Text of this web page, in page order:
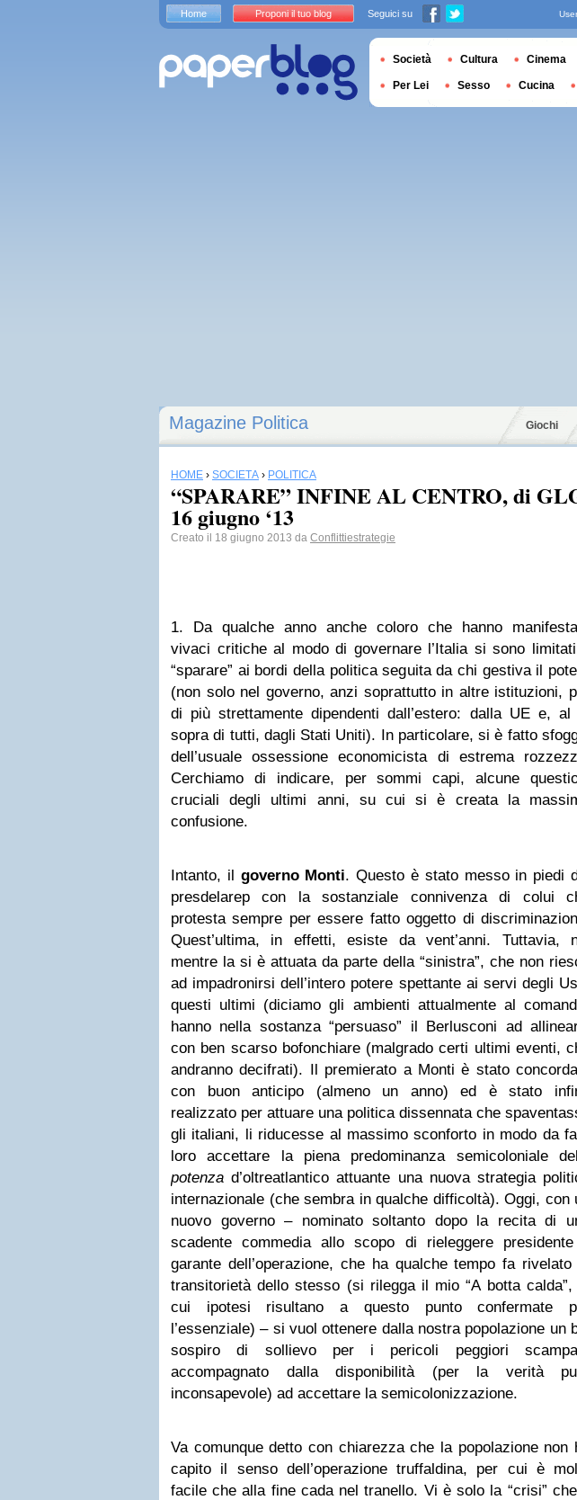
Magazine Politica Giochi
HOME › SOCIETÀ › POLITICA
“SPARARE” INFINE AL CENTRO, di
16 giugno ‘13
Creato il 18 giugno 2013 da Conflittiestrategie
1. Da qualche anno anche coloro che hanno
vivaci critiche al modo di governare l’Italia si sono
“sparare” ai bordi della politica seguita da chi gestiva il
(non solo nel governo, anzi soprattutto in altre istituzioni,
di più strettamente dipendenti dall’estero: dalla UE e, al
sopra di tutti, dagli Stati Uniti). In particolare, si è fatto
dell’usuale ossessione economicista di estrema
Cerchiamo di indicare, per sommi capi, alcune
cruciali degli ultimi anni, su cui si è creata la
confusione.
Intanto, il governo Monti. Questo è stato messo in piedi
presdelarep con la sostanziale connivenza di colui
protesta sempre per essere fatto oggetto di
Quest’ultima, in effetti, esiste da vent’anni. Tuttavia,
mentre la si è attuata da parte della “sinistra”, che non
ad impadronirsi dell’intero potere spettante ai servi degli
questi ultimi (diciamo gli ambienti attualmente al
hanno nella sostanza “persuaso” il Berlusconi ad
con ben scarso bofonchiare (malgrado certi ultimi eventi,
andranno decifrati). Il premierato a Monti è stato
con buon anticipo (almeno un anno) ed è stato
realizzato per attuare una politica dissennata che
gli italiani, li riducesse al massimo sconforto in modo da
loro accettare la piena predominanza semicoloniale
potenza d’oltreatlantico attuante una nuova strategia
internazionale (che sembra in qualche difficoltà). Oggi, con
nuovo governo – nominato soltanto dopo la recita di
scadente commedia allo scopo di rieleggere
garante dell’operazione, che ha qualche tempo fa rivelato
transitorietà dello stesso (si rilegga il mio “A botta calda”,
cui ipotesi risultano a questo punto confermate
l’essenziale) – si vuol ottenere dalla nostra popolazione un
sospiro di sollievo per i pericoli peggiori
accompagnato dalla disponibilità (per la verità
inconsapevole) ad accettare la semicolonizzazione.
Va comunque detto con chiarezza che la popolazione non
capito il senso dell’operazione truffaldina, per cui è
facile che alla fine cada nel tranello. Vi è solo la “crisi”
Home Proponi il tuo blog Seguici su
Società Cultura Cinema
Per Lei Sesso Cucina